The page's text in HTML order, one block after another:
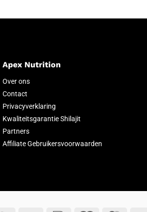
Apex Nutrition
Over ons
Contact
Privacyverklaring
Kwaliteitsgarantie Shilajit
Partners
Affiliate Gebruikersvoorwaarden